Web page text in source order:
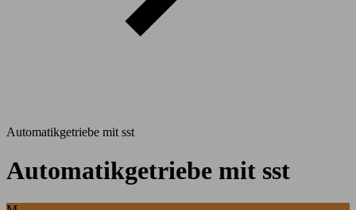
Automatikgetriebe mit sst
Automatikgetriebe mit sst